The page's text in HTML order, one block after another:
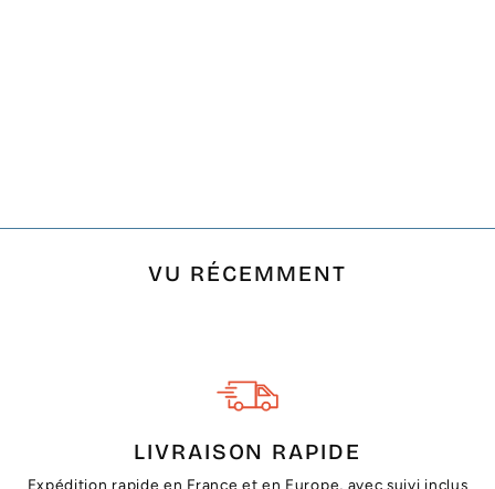
VU RÉCEMMENT
LIVRAISON RAPIDE
Expédition rapide en France et en Europe, avec suivi inclus